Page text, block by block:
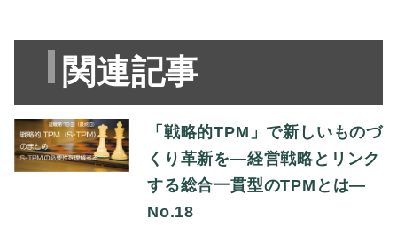
関連記事
「戦略的TPM」で新しいものづ
くり革新を―経営戦略とリンク
する総合一貫型のTPMとは―
No.18